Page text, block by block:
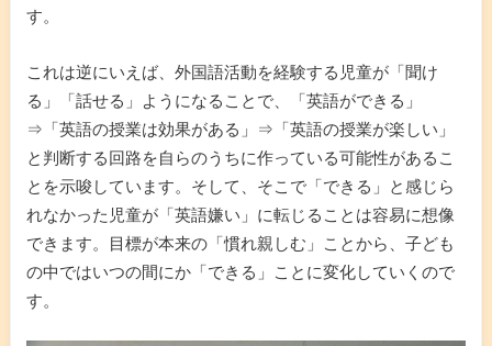
す。
これは逆にいえば、外国語活動を経験する児童が「聞け
る」「話せる」ようになることで、「英語ができる」
⇒「英語の授業は効果がある」⇒「英語の授業が楽しい」
と判断する回路を自らのうちに作っている可能性があるこ
とを示唆しています。そして、そこで「できる」と感じら
れなかった児童が「英語嫌い」に転じることは容易に想像
できます。目標が本来の「慣れ親しむ」ことから、子ども
の中ではいつの間にか「できる」ことに変化していくので
す。